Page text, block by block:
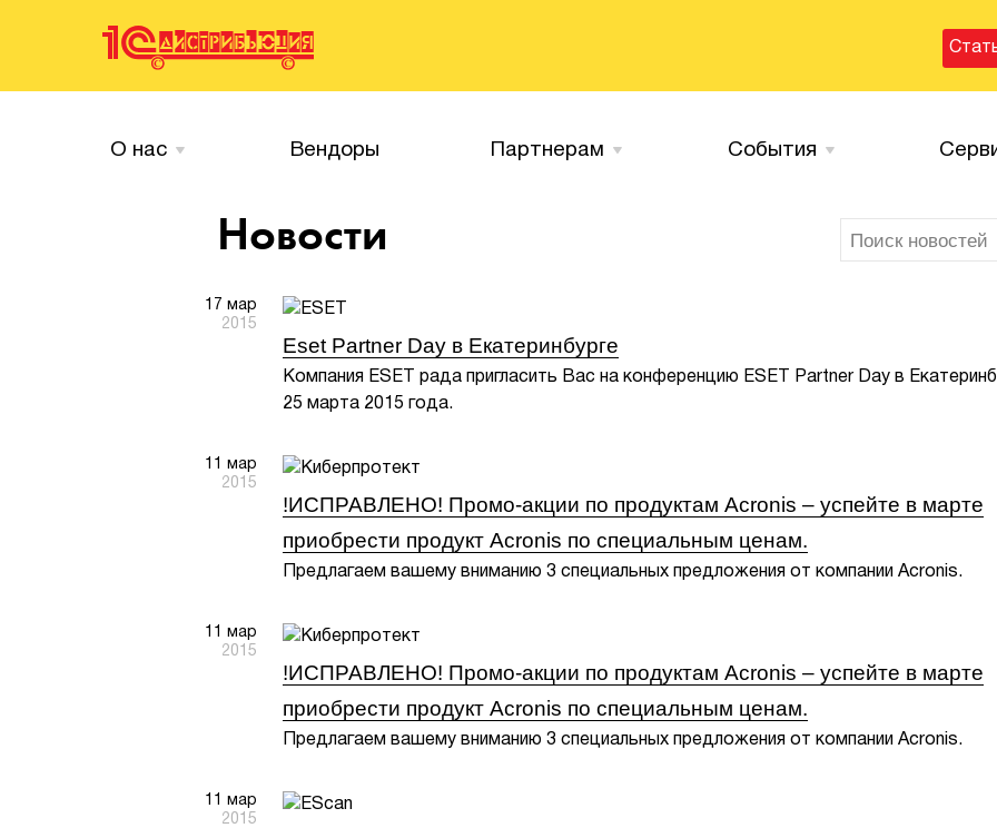
О нас Вендоры Партнерам События
Новости
17 мар
2015
Eset Partner Day в Екатеринбурге
Компания ESET рада пригласить Вас на конференцию ESET Partner Day в
25 марта 2015 года.
11 мар
2015
!ИСПРАВЛЕНО! Промо-акции по продуктам Acronis – успейте в марте
приобрести продукт Acronis по специальным ценам.
Предлагаем вашему вниманию 3 специальных предложения от компании Acronis.
11 мар
2015
!ИСПРАВЛЕНО! Промо-акции по продуктам Acronis – успейте в марте
приобрести продукт Acronis по специальным ценам.
Предлагаем вашему вниманию 3 специальных предложения от компании Acronis.
11 мар
2015